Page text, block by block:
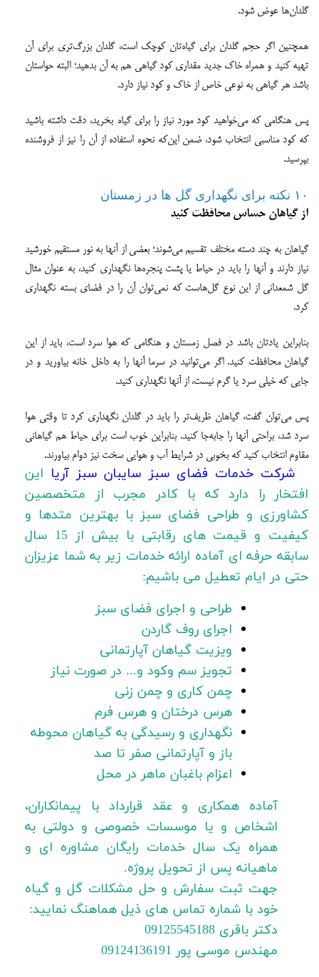
گلدان‌ها عوض شود.
همچنین اگر حجم گلدان برای گیاه‌تان کوچک است، گلدان بزرگ‌تری برای آن
تهیه کنید و همراه خاک جدید مقداری کود گیاهی هم به آن بدهید؛ البته حواستان
باشد هر گیاهی به نوعی خاص از خاک و کود نیاز دارد.
پس هنگامی که می‌خواهید کود مورد نیاز را برای گیاه بخرید، دقت داشته باشید
که کود مناسبی انتخاب شود، ضمن این‌که نحوه استفاده از آن را نیز از فروشنده
بپرسید.
۱۰ نکته برای نگهداری گل‌ ها در زمستان
از گیاهان حساس محافظت کنید
گیاهان به چند دسته مختلف تقسیم می‌شوند؛ بعضی از آنها به نور مستقیم خورشید
نیاز دارند و آنها را باید در حیاط یا پشت پنجره‌ها نگهداری کنید، به عنوان مثال
گل شمعدانی از این نوع گل‌هاست که نمی‌توان آن را در فضای بسته نگهداری
کرد.
بنابراین یادتان باشد در فصل زمستان و هنگامی که هوا سرد است، باید از این
گیاهان محافظت کنید. اگر می‌توانید در سرما آنها را به داخل خانه بیاورید و در
جایی که خیلی سرد یا گرم نیست، از آنها نگهداری کنید.
پس می‌توان گفت، گیاهان ظریف‌تر را باید در گلدان نگهداری کرد تا وقتی هوا
سرد شد، براحتی آنها را جابه‌جا کنید. بنابراین خوب است برای حیاط هم گیاهانی
مقاوم انتخاب کنید که بخوبی در شرایط آب و هوایی سخت نیز دوام بیاورند.
شرکت خدمات فضای سبز سایبان سبز آریا این
افتخار را دارد که با کادر مجرب از متخصصین
کشاورزی و طراحی فضای سبز با بهترین متدها و
کیفیت و قیمت های رقابتی با بیش از 15 سال
سابقه حرفه ای آماده ارائه خدمات زیر به شما عزیزان
حتی در ایام تعطیل می باشیم:
طراحی و اجرای فضای سبز
اجرای روف گاردن
ویزیت گیاهان آپارتمانی
تجویز سم وکود و... در صورت نیاز
چمن کاری و چمن زنی
هرس درختان و هرس فرم
نگهداری و رسیدگی به گیاهان محوطه
باز و آپارتمانی صفر تا صد
اعزام باغبان ماهر در محل
آماده همکاری و عقد قرارداد با پیمانکاران،
اشخاص و یا موسسات خصوصی و دولتی به
همراه یک سال خدمات رایگان مشاوره ای و
ماهیانه پس از تحویل پروژه.
جهت ثبت سفارش و حل مشکلات گل و گیاه
خود با شماره تماس های ذیل هماهنگ نمایید:
دکتر باقری 09125545188
مهندس موسی پور 09124136191